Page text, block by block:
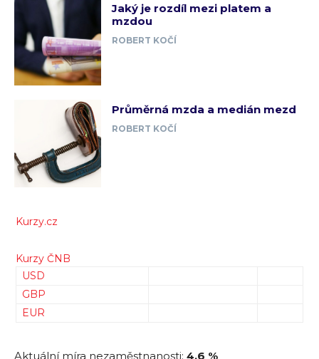
Jaký je rozdíl mezi platem a
mzdou
ROBERT KOČÍ
Průměrná mzda a medián mezd
ROBERT KOČÍ
Kurzy.cz
Kurzy ČNB
USD
GBP
EUR
Aktuální míra nezaměstnanosti: 4,6 %